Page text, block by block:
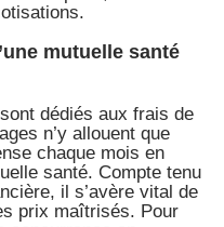
mutuelle santé
dédiés aux frais de
n’y allouent que
chaque mois en
santé. Compte tenu
il s’avère vital de
prix maîtrisés. Pour